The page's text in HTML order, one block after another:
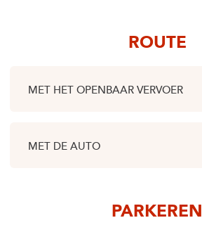
ROUTE
MET HET OPENBAAR VERVOER
MET DE AUTO
PARKEREN